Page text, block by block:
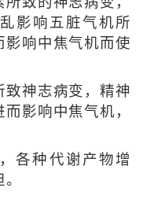
影响五脏气机所
响中焦气机而使
神志病变，精神
影响中焦气机，
种代谢产物增